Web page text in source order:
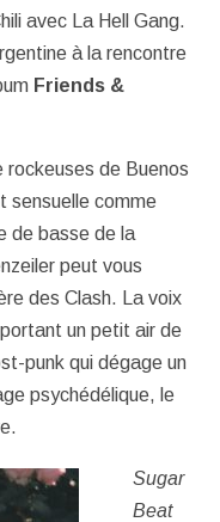
avec La Hell Gang.
à la rencontre
Friends &
de Buenos
sensuelle comme
de basse de la
peut vous
des Clash. La voix
un petit air de
punk qui dégage un
psychédélique, le
Sugar
Beat